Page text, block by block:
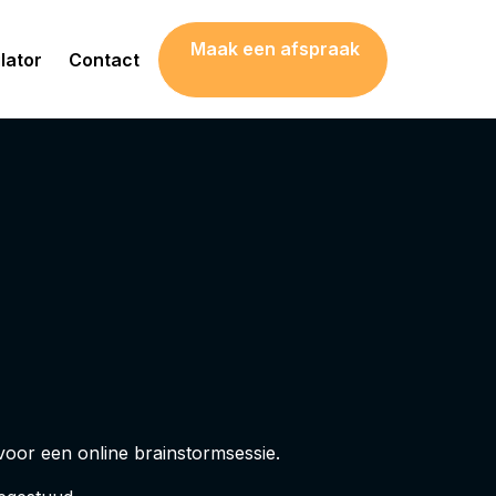
Contact Maak een afspraak
een online brainstormsessie.